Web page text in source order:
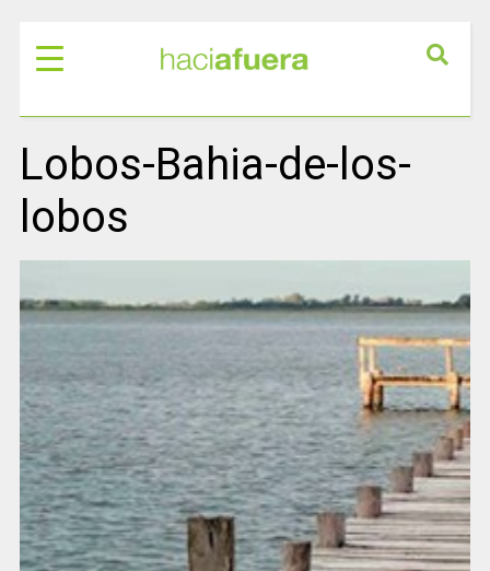
Lobos-Bahia-de-los-
lobos